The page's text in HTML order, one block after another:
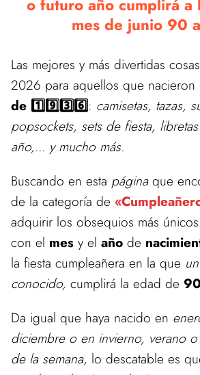
o futuro año cumplirá a
mes de junio 90
Las mejores y más divertidas
2026 para aquellos que nacieron
de 1️⃣9️⃣3️⃣6️⃣: camisetas, tazas,
popsockets, sets de fiesta,
año,... y mucho más.
Buscando en esta páginaque
de la categoría de
adquirir los obsequios más
con el mes y el año de
la fiesta cumpleañera en la que
conocido, cumplirá la edad de
Da igual que haya nacido en
diciembre o en invierno, verano
de la semana, lo descatable es